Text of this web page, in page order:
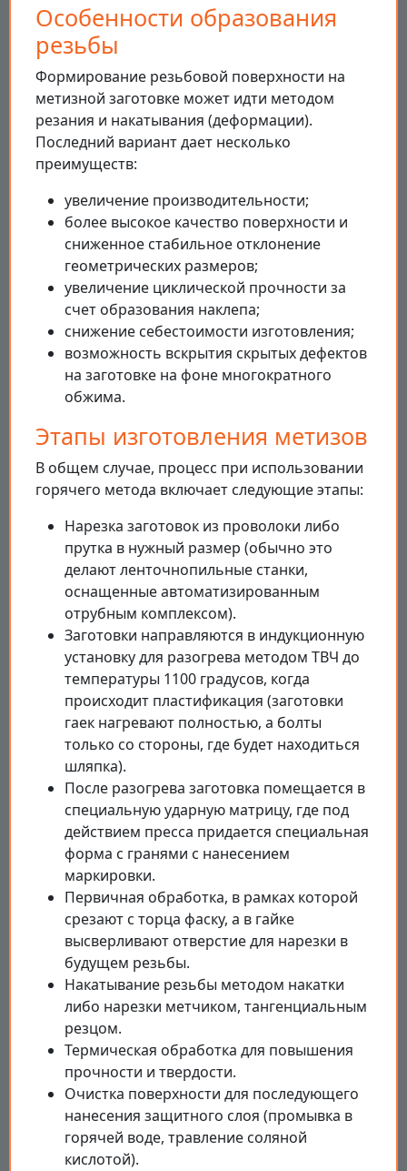
Особенности образования
резьбы
Формирование резьбовой поверхности на
метизной заготовке может идти методом
резания и накатывания (деформации).
Последний вариант дает несколько
преимуществ:
увеличение производительности;
более высокое качество поверхности и
сниженное стабильное отклонение
геометрических размеров;
увеличение циклической прочности за
счет образования наклепа;
снижение себестоимости изготовления;
возможность вскрытия скрытых дефектов
на заготовке на фоне многократного
обжима.
Этапы изготовления метизов
В общем случае, процесс при использовании
горячего метода включает следующие этапы:
Нарезка заготовок из проволоки либо
прутка в нужный размер (обычно это
делают ленточнопильные станки,
оснащенные автоматизированным
отрубным комплексом).
Заготовки направляются в индукционную
установку для разогрева методом ТВЧ до
температуры 1100 градусов, когда
происходит пластификация (заготовки
гаек нагревают полностью, а болты
только со стороны, где будет находиться
шляпка).
После разогрева заготовка помещается в
специальную ударную матрицу, где под
действием пресса придается специальная
форма с гранями с нанесением
маркировки.
Первичная обработка, в рамках которой
срезают с торца фаску, а в гайке
высверливают отверстие для нарезки в
будущем резьбы.
Накатывание резьбы методом накатки
либо нарезки метчиком, тангенциальным
резцом.
Термическая обработка для повышения
прочности и твердости.
Очистка поверхности для последующего
нанесения защитного слоя (промывка в
горячей воде, травление соляной
кислотой).